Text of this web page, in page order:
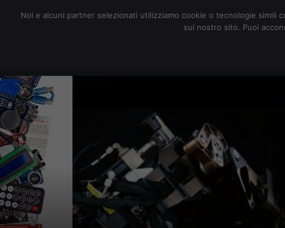
Noi e alcuni partner selezionati utilizziamo cookie o tecnologie
sul nostro sito. Puoi